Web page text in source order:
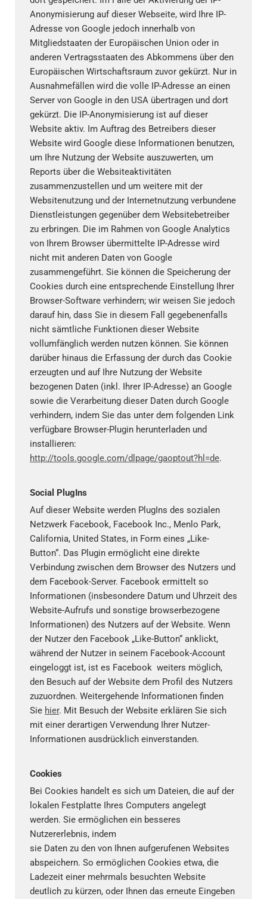
Anonymisierung auf dieser Webseite, wird Ihre IP-
Adresse von Google jedoch innerhalb von
Mitgliedstaaten der Europäischen Union oder in
anderen Vertragsstaaten des Abkommens über den
Europäischen Wirtschaftsraum zuvor gekürzt. Nur in
Ausnahmefällen wird die volle IP-Adresse an einen
Server von Google in den USA übertragen und dort
gekürzt. Die IP-Anonymisierung ist auf dieser
Website aktiv. Im Auftrag des Betreibers dieser
Website wird Google diese Informationen benutzen,
um Ihre Nutzung der Website auszuwerten, um
Reports über die Websiteaktivitäten
zusammenzustellen und um weitere mit der
Websitenutzung und der Internetnutzung verbundene
Dienstleistungen gegenüber dem Websitebetreiber
zu erbringen. Die im Rahmen von Google Analytics
von Ihrem Browser übermittelte IP-Adresse wird
nicht mit anderen Daten von Google
zusammengeführt. Sie können die Speicherung der
Cookies durch eine entsprechende Einstellung Ihrer
Browser-Software verhindern; wir weisen Sie jedoch
darauf hin, dass Sie in diesem Fall gegebenenfalls
nicht sämtliche Funktionen dieser Website
vollumfänglich werden nutzen können. Sie können
darüber hinaus die Erfassung der durch das Cookie
erzeugten und auf Ihre Nutzung der Website
bezogenen Daten (inkl. Ihrer IP-Adresse) an Google
sowie die Verarbeitung dieser Daten durch Google
verhindern, indem Sie das unter dem folgenden Link
verfügbare Browser-Plugin herunterladen und
installieren:
http://tools.google.com/dlpage/gaoptout?hl=de.
Social PlugIns
Auf dieser Website werden PlugIns des sozialen
Netzwerk Facebook, Facebook Inc., Menlo Park,
California, United States, in Form eines „Like-
Button“. Das Plugin ermöglicht eine direkte
Verbindung zwischen dem Browser des Nutzers und
dem Facebook-Server. Facebook ermittelt so
Informationen (insbesondere Datum und Uhrzeit des
Website-Aufrufs und sonstige browserbezogene
Informationen) des Nutzers auf der Website. Wenn
der Nutzer den Facebook „Like-Button“ anklickt,
während der Nutzer in seinem Facebook-Account
eingeloggt ist, ist es Facebook weiters möglich,
den Besuch auf der Website dem Profil des Nutzers
zuzuordnen. Weitergehende Informationen finden
Sie hier. Mit Besuch der Website erklären Sie sich
mit einer derartigen Verwendung Ihrer Nutzer-
Informationen ausdrücklich einverstanden.
Cookies
Bei Cookies handelt es sich um Dateien, die auf der
lokalen Festplatte Ihres Computers angelegt
werden. Sie ermöglichen ein besseres
Nutzererlebnis, indem
sie Daten zu den von Ihnen aufgerufenen Websites
abspeichern. So ermöglichen Cookies etwa, die
Ladezeit einer mehrmals besuchten Website
deutlich zu kürzen, oder Ihnen das erneute Eingeben